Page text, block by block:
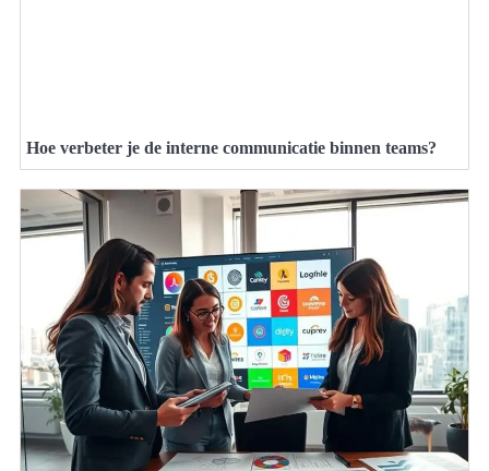
Hoe verbeter je de interne communicatie binnen teams?